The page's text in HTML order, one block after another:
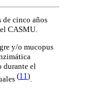
de cinco años
CASMU.
y/o mucopus
durante el
(11 ).